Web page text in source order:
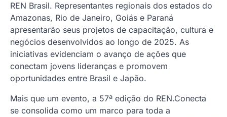
REN Brasil. Representantes regionais dos estados do
Amazonas, Rio de Janeiro, Goiás e Paraná
apresentarão seus projetos de capacitação, cultura e
negócios desenvolvidos ao longo de 2025. As
iniciativas evidenciam o avanço de ações que
conectam jovens lideranças e promovem
oportunidades entre Brasil e Japão.
Mais que um evento, a 57ª edição do REN.Conecta
se consolida como um marco para toda a